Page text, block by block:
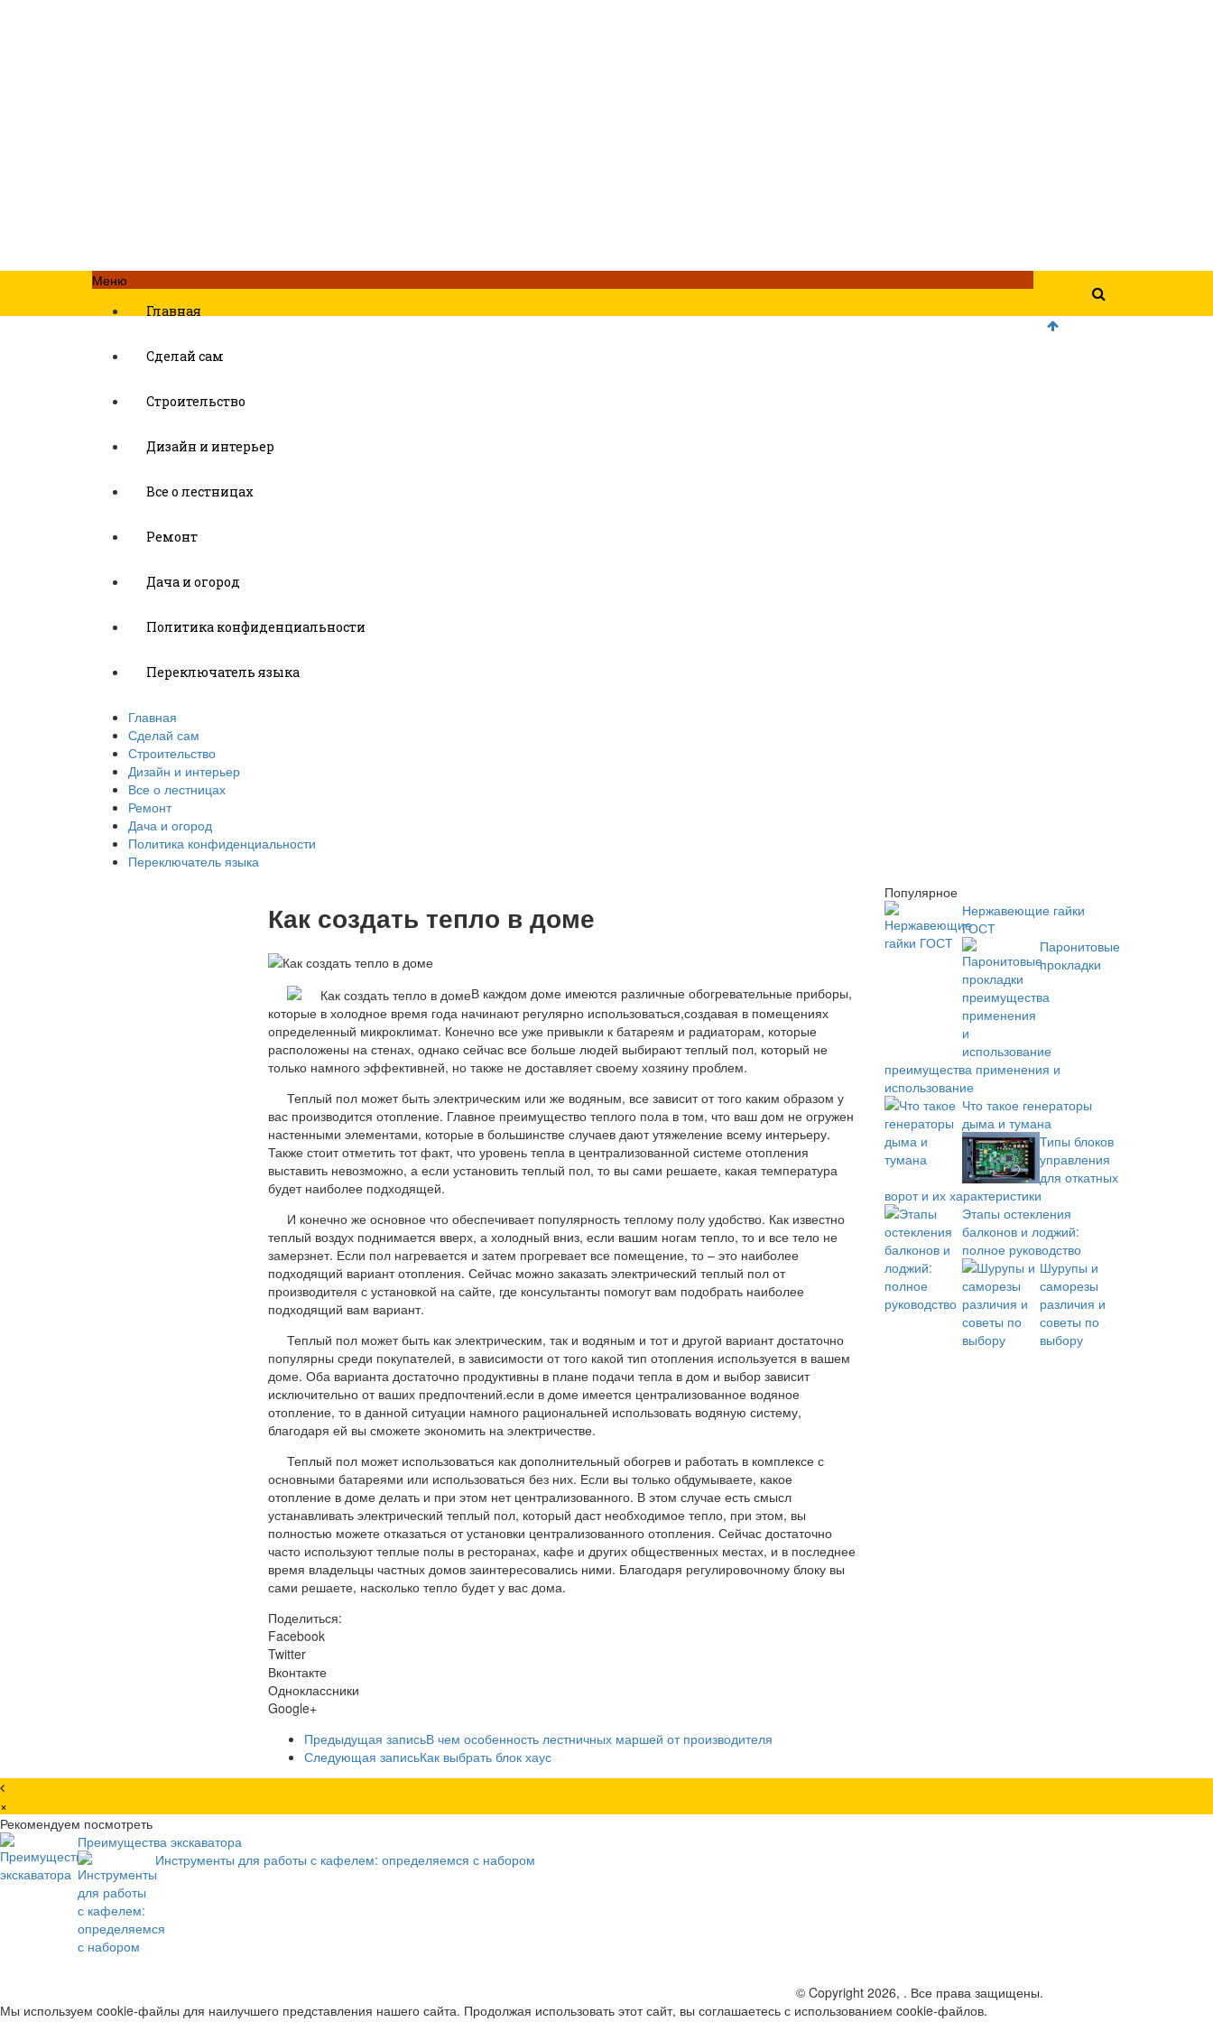
Меню
Главная
Сделай сам
Строительство
Дизайн и интерьер
Все о лестницах
Ремонт
Дача и огород
Политика конфиденциальности
Переключатель языка
Главная
Сделай сам
Строительство
Дизайн и интерьер
Все о лестницах
Ремонт
Дача и огород
Политика конфиденциальности
Переключатель языка
Как создать тепло в доме
В каждом доме имеются различные обогревательные приборы,
которые в холодное время года начинают регулярно использоваться,создавая в помещениях
определенный микроклимат. Конечно все уже привыкли к батареям и радиаторам, которые
расположены на стенах, однако сейчас все больше людей выбирают теплый пол, который не
только намного эффективней, но также не доставляет своему хозяину проблем.
Теплый пол может быть электрическим или же водяным, все зависит от того каким образом у
вас производится отопление. Главное преимущество теплого пола в том, что ваш дом не огружен
настенными элементами, которые в большинстве случаев дают утяжеление всему интерьеру.
Также стоит отметить тот факт, что уровень тепла в централизованной системе отопления
выставить невозможно, а если установить теплый пол, то вы сами решаете, какая температура
будет наиболее подходящей.
И конечно же основное что обеспечивает популярность теплому полу удобство. Как известно
теплый воздух поднимается вверх, а холодный вниз, если вашим ногам тепло, то и все тело не
замерзнет. Если пол нагревается и затем прогревает все помещение, то – это наиболее
подходящий вариант отопления. Сейчас можно заказать электрический теплый пол от
производителя с установкой на сайте, где консультанты помогут вам подобрать наиболее
подходящий вам вариант.
Теплый пол может быть как электрическим, так и водяным и тот и другой вариант достаточно
популярны среди покупателей, в зависимости от того какой тип отопления используется в вашем
доме. Оба варианта достаточно продуктивны в плане подачи тепла в дом и выбор зависит
исключительно от ваших предпочтений.если в доме имеется централизованное водяное
отопление, то в данной ситуации намного рациональней использовать водяную систему,
благодаря ей вы сможете экономить на электричестве.
Теплый пол может использоваться как дополнительный обогрев и работать в комплексе с
основными батареями или использоваться без них. Если вы только обдумываете, какое
отопление в доме делать и при этом нет централизованного. В этом случае есть смысл
устанавливать электрический теплый пол, который даст необходимое тепло, при этом, вы
полностью можете отказаться от установки централизованного отопления. Сейчас достаточно
часто используют теплые полы в ресторанах, кафе и других общественных местах, и в последнее
время владельцы частных домов заинтересовались ними. Благодаря регулировочному блоку вы
сами решаете, насколько тепло будет у вас дома.
Поделиться:
Facebook
Twitter
Вконтакте
Одноклассники
Google+
Предыдущая записьВ чем особенность лестничных маршей от производителя
Следующая записьКак выбрать блок хаус
Популярное
Нержавеющие гайки
ГОСТ
Паронитовые
прокладки
преимущества применения и
использование
Что такое генераторы
дыма и тумана
Типы блоков
управления
для откатных
ворот и их характеристики
Этапы остекления
балконов и лоджий:
полное руководство
Шурупы и
саморезы
различия и
советы по
выбору
×
Рекомендуем посмотреть
Преимущества экскаватора
Инструменты для работы с кафелем: определяемся с набором
© Copyright 2026, . Все права защищены.
Мы используем cookie-файлы для наилучшего представления нашего сайта. Продолжая использовать этот сайт, вы соглашаетесь с использованием cookie-файлов.